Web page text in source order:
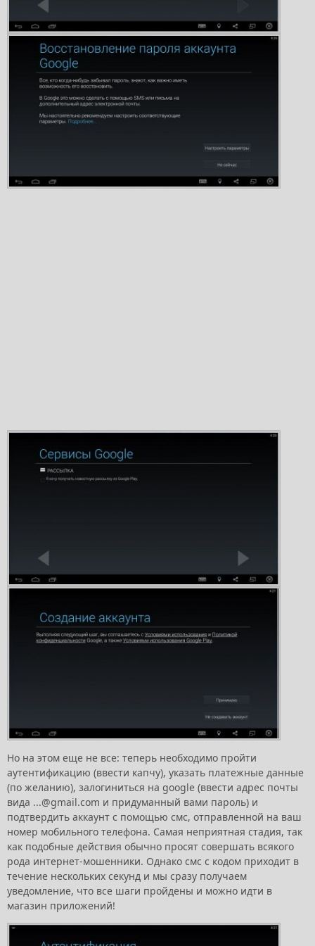
Но на этом еще не все: теперь необходимо пройти
аутентификацию (ввести капчу), указать платежные данные
(по желанию), залогиниться на google (ввести адрес почты
вида ...@gmail.com и придуманный вами пароль) и
подтвердить аккаунт с помощью смс, отправленной на ваш
номер мобильного телефона. Самая неприятная стадия, так
как подобные действия обычно просят совершать всякого
рода интернет-мошенники. Однако смс с кодом приходит в
течение нескольких секунд и мы сразу получаем
уведомление, что все шаги пройдены и можно идти в
магазин приложений!